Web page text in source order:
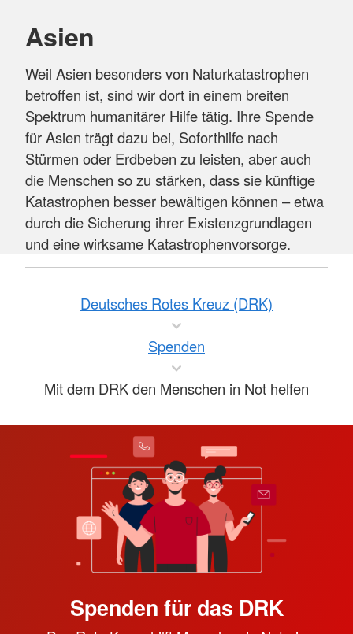
Asien
Weil Asien besonders von Naturkatastrophen
betroffen ist, sind wir dort in einem breiten
Spektrum humanitärer Hilfe tätig. Ihre Spende
für Asien trägt dazu bei, Soforthilfe nach
Stürmen oder Erdbeben zu leisten, aber auch
die Menschen so zu stärken, dass sie künftige
Katastrophen besser bewältigen können – etwa
durch die Sicherung ihrer Existenzgrundlagen
und eine wirksame Katastrophenvorsorge.
Deutsches Rotes Kreuz (DRK)
Spenden
Mit dem DRK den Menschen in Not helfen
Spenden für das DRK